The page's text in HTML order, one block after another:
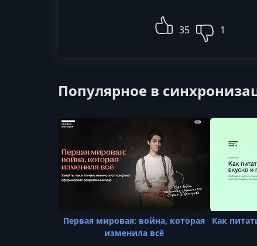
35 1
Популярное в
Первая мировая: война, которая
изменила всё
Как